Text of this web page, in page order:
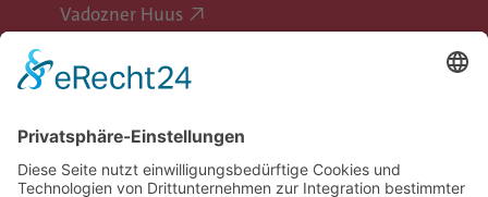
Vadozner Huus